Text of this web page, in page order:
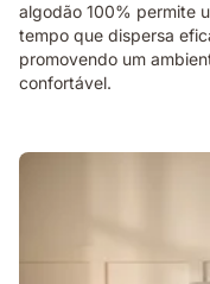
algodão 100% permite
tempo que dispersa
promovendo um
confortável.